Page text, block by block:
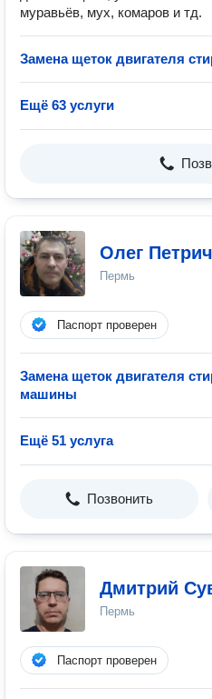
муравьёв, мух, комаров и тд.
Замена щеток двигателя
Ещё 63 услуги
Олег
Пермь
Паспорт проверен
Замена щеток двигателя
машины
Ещё 51 услуга
Позвонить
Дмитрий
Пермь
Паспорт проверен